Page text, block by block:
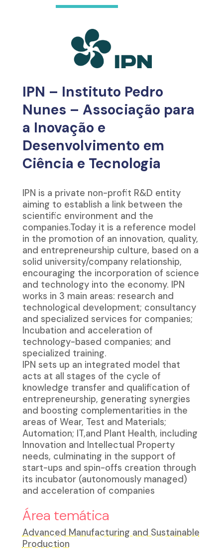
IPN – Instituto Pedro
Nunes – Associação para
a Inovação e
Desenvolvimento em
Ciência e Tecnologia
IPN is a private non-profit R&D entity
aiming to establish a link between the
scientific environment and the
companies.Today it is a reference model
in the promotion of an innovation, quality,
and entrepreneurship culture, based on a
solid university/company relationship,
encouraging the incorporation of science
and technology into the economy. IPN
works in 3 main areas: research and
technological development; consultancy
and specialized services for companies;
Incubation and acceleration of
technology-based companies; and
specialized training.
IPN sets up an integrated model that
acts at all stages of the cycle of
knowledge transfer and qualification of
entrepreneurship, generating synergies
and boosting complementarities in the
areas of Wear, Test and Materials;
Automation; IT,and Plant Health, including
Innovation and Intellectual Property
needs, culminating in the support of
start-ups and spin-offs creation through
its incubator (autonomously managed)
and acceleration of companies
Área temática
Advanced Manufacturing and Sustainable
Production